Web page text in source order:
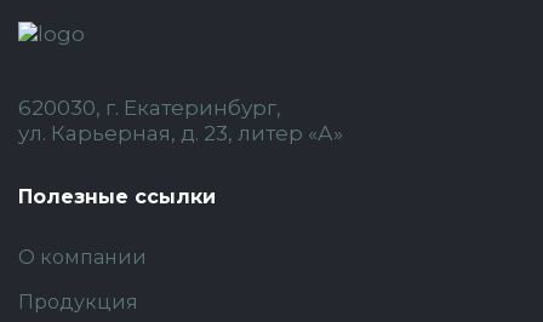
620030, г. Екатеринбург,
ул. Карьерная, д. 23, литер «А»
Полезные ссылки
О компании
Продукция